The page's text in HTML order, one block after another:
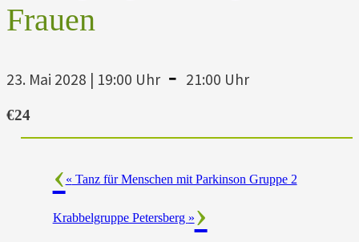
Frauen
23. Mai 2028 | 19:00 Uhr - 21:00 Uhr
€24
« Tanz für Menschen mit Parkinson Gruppe 2
Krabbelgruppe Petersberg »